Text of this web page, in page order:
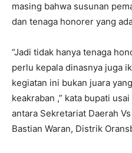
masing bahwa susunan
dan tenaga honorer yang
“Jadi tidak hanya tenaga
perlu kepala dinasnya juga
kegiatan ini bukan juara
keakraban ,” kata bupati
antara Sekretariat Daerah
Bastian Waran, Distrik